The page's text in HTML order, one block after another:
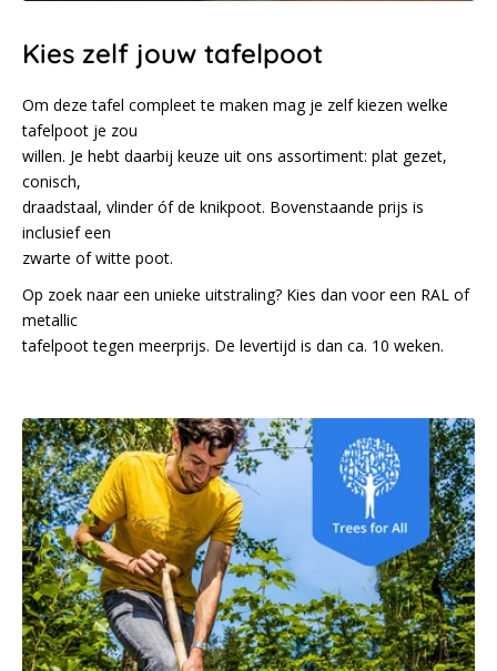
Kies zelf jouw tafelpoot
Om deze tafel compleet te maken mag je zelf kiezen welke
tafelpoot je zou
willen. Je hebt daarbij keuze uit ons assortiment: plat gezet,
conisch,
draadstaal, vlinder óf de knikpoot. Bovenstaande prijs is
inclusief een
zwarte of witte poot.
Op zoek naar een unieke uitstraling? Kies dan voor een RAL of
metallic
tafelpoot tegen meerprijs. De levertijd is dan ca. 10 weken.